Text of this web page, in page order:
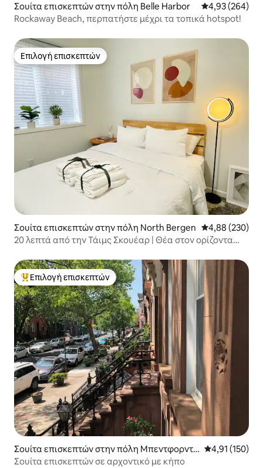
Σουίτα επισκεπτών στην πόλη Belle Harbor Μέση
4,93 (264)
Rockaway Beach, περπατήστε μέχρι τα τοπικά hotspot!
Επιλογή επισκεπτών
Επιλογή επισκεπτών
Σουίτα επισκεπτών στην πόλη North Bergen Μέση
4,88 (230)
20 λεπτά από την Τάιμς Σκουέαρ | Θέα στον ορίζοντα
Κορυφαία επιλογή επισκεπτών
Επιλογή επισκεπτών
Σουίτα επισκεπτών στην πόλη Μπεντφορντ-
Στίβεσαντ
Μέση
4,91 (150)
Σουίτα επισκεπτών σε αρχοντικό με κήπο